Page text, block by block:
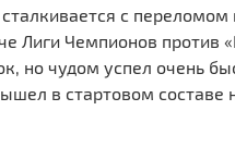
с переломом
Лиги Чемпионов против
но чудом успел очень
в стартовом составе